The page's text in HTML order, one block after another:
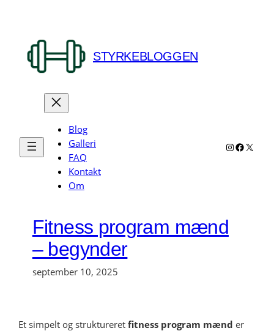
STYRKEBLOGGEN
Blog
Galleri
FAQ
Kontakt
Om
Instagram
X
Fitness program mænd
– begynder
september 10, 2025
Et simpelt og struktureretfitness program mænd er